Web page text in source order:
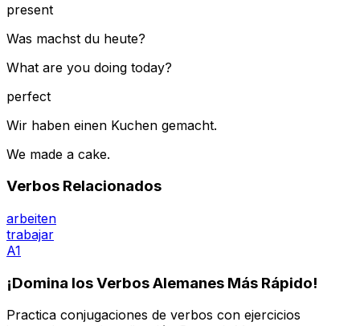
present
Was machst du heute?
What are you doing today?
perfect
Wir haben einen Kuchen gemacht.
We made a cake.
Verbos Relacionados
arbeiten
trabajar
A1
¡Domina los Verbos Alemanes Más Rápido!
Practica conjugaciones de verbos con ejercicios